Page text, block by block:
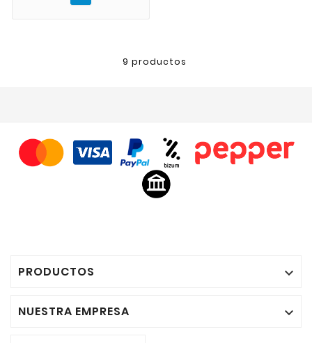
9 productos
PRODUCTOS 
NUESTRA EMPRESA 